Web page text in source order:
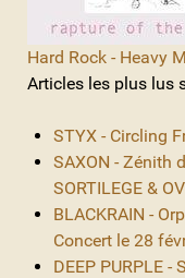
Hard Rock - Heavy
Articles les plus lus
STYX - Circling
SAXON - Zénith
SORTILEGE &
BLACKRAIN -
Concert le 28
DEEP PURPLE -